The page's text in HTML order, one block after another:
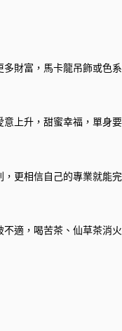
財富，馬卡龍吊飾或色系
上升，甜蜜幸福，單身要
更相信自己的專業就能完
適，喝苦茶、仙草茶消火